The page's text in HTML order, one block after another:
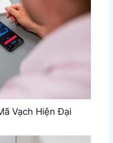
Vạch Hiện Đại